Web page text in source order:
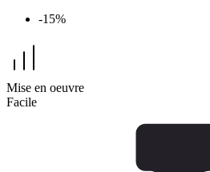
-15%
Mise en oeuvre
Facile